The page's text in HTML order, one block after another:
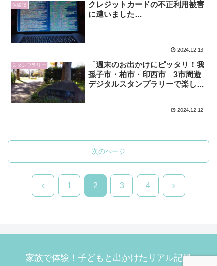
体験談
クレジットカードの不正利用被害
に遭いました…
2024.12.13
スタンプラリー
「週末のお出かけにピッタリ！我
孫子市・柏市・印西市 3市周遊
デジタルスタンプラリーで楽しむ
2024.12.12
次のページ
前 1 2 3 4 次
家族で体験！子どもと出かけたリアル記録